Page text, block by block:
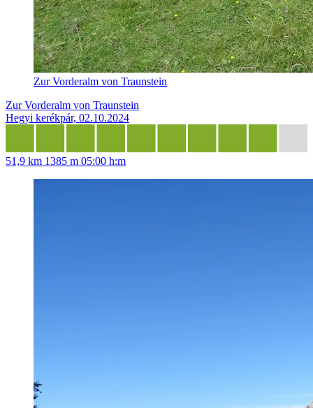
Zur Vorderalm von Traunstein
Zur Vorderalm von Traunstein
Hegyi kerékpár, 02.10.2024
51,9 km 1385 m 05:00 h:m